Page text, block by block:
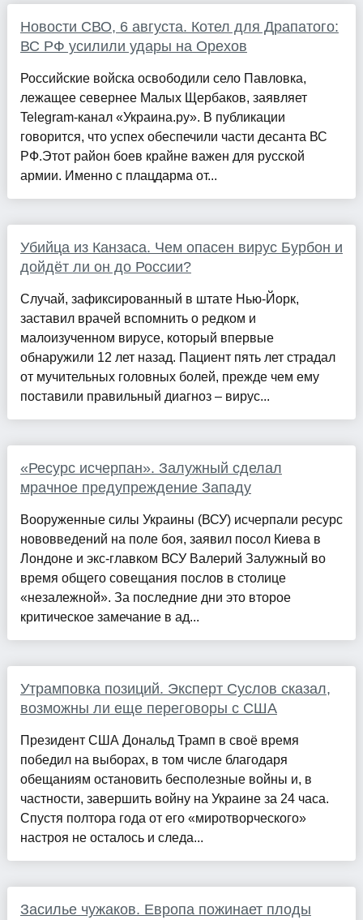
Новости СВО, 6 августа. Котел для Драпатого:
ВС РФ усилили удары на Орехов
Российские войска освободили село Павловка,
лежащее севернее Малых Щербаков, заявляет
Telegram-канал «Украина.ру». В публикации
говорится, что успех обеспечили части десанта ВС
РФ.Этот район боев крайне важен для русской
армии. Именно с плацдарма от...
Убийца из Канзаса. Чем опасен вирус Бурбон и
дойдёт ли он до России?
Случай, зафиксированный в штате Нью-Йорк,
заставил врачей вспомнить о редком и
малоизученном вирусе, который впервые
обнаружили 12 лет назад. Пациент пять лет страдал
от мучительных головных болей, прежде чем ему
поставили правильный диагноз – вирус...
«Ресурс исчерпан». Залужный сделал
мрачное предупреждение Западу
Вооруженные силы Украины (ВСУ) исчерпали ресурс
нововведений на поле боя, заявил посол Киева в
Лондоне и экс-главком ВСУ Валерий Залужный во
время общего совещания послов в столице
«незалежной». За последние дни это второе
критическое замечание в ад...
Утрамповка позиций. Эксперт Суслов сказал,
возможны ли еще переговоры с США
Президент США Дональд Трамп в своё время
победил на выборах, в том числе благодаря
обещаниям остановить бесполезные войны и, в
частности, завершить войну на Украине за 24 часа.
Спустя полтора года от его «миротворческого»
настроя не осталось и следа...
Засилье чужаков. Европа пожинает плоды